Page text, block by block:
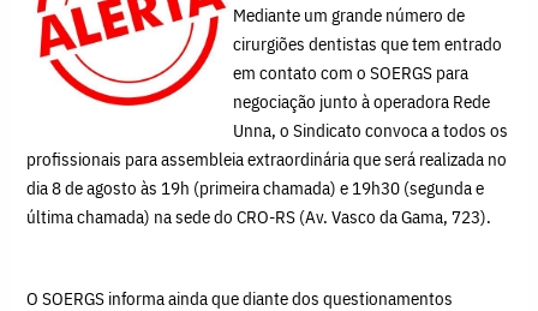
Mediante um grande número de
cirurgiões dentistas que tem entrado
em contato com o SOERGS para
negociação junto à operadora Rede
Unna, o Sindicato convoca a todos os
profissionais para assembleia extraordinária que será realizada no
dia 8 de agosto às 19h (primeira chamada) e 19h30 (segunda e
última chamada) na sede do CRO-RS (Av. Vasco da Gama, 723).
O SOERGS informa ainda que diante dos questionamentos